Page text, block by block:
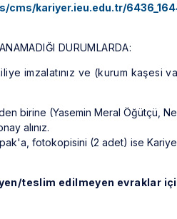
kariyer.ieu.edu.tr/
DURUMLARDA:
imzalatınız ve (kurum
birine (Yasemin Meral Öğütçü,
alınız.
fotokopisini (2 adet) ise
teslim edilmeyen evraklar